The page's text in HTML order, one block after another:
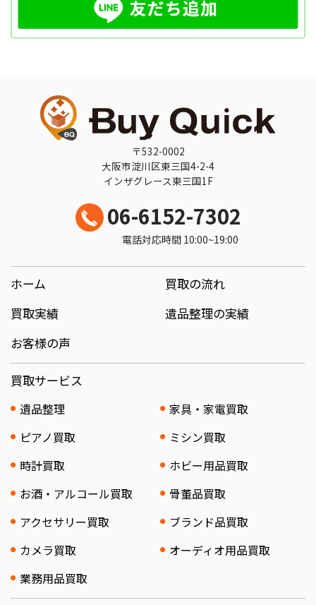
〒532-0002
大阪市淀川区東三国4-2-4
インザグレース東三国1F
06-6152-7302
電話対応時間 10:00~19:00
ホーム
買取の流れ
買取実績
遺品整理の実績
お客様の声
買取サービス
遺品整理
家具・家電買取
ピアノ買取
ミシン買取
時計買取
ホビー用品買取
お酒・アルコール買取
骨董品買取
アクセサリー買取
ブランド品買取
カメラ買取
オーディオ用品買取
業務用品買取